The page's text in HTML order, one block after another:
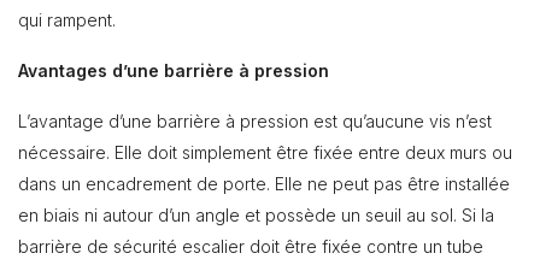
qui rampent.
Avantages d’une barrière à pression
L’avantage d’une barrière à pression est qu’aucune vis n’est
nécessaire. Elle doit simplement être fixée entre deux murs ou
dans un encadrement de porte. Elle ne peut pas être installée
en biais ni autour d’un angle et possède un seuil au sol. Si la
barrière de sécurité escalier doit être fixée contre un tube